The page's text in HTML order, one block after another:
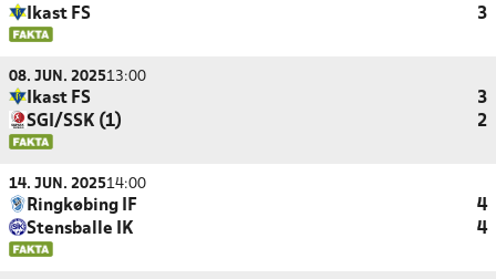
Ikast FS
3
08. JUN. 202513:00
Ikast FS
3
SGI/SSK (1)
2
14. JUN. 202514:00
Ringkøbing IF
4
Stensballe IK
4